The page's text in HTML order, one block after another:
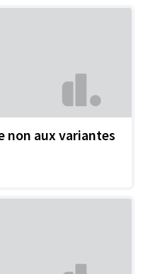
non aux variantes